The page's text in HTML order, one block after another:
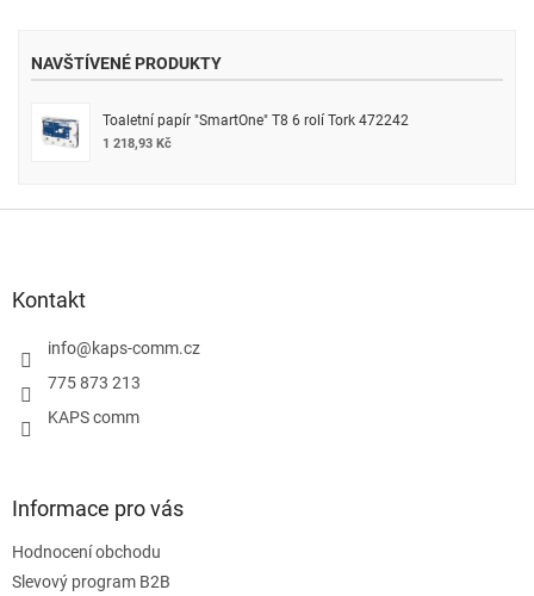
NAVŠTÍVENÉ PRODUKTY
Toaletní papír "SmartOne" T8 6 rolí Tork 472242
1 218,93 Kč
Kontakt
info@kaps-comm.cz
775 873 213
KAPS comm
Informace pro vás
Hodnocení obchodu
Slevový program B2B